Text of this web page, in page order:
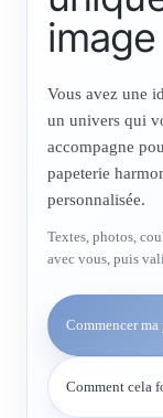
image
Vous avez une
un univers qui
accompagne
papeterie
personnalisée.
Textes, photos,
avec vous, puis
Commencer
Comment cela